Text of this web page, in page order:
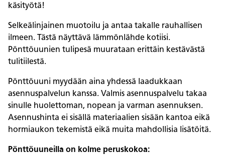
käsityötä!
Selkeälinjainen muotoilu ja antaa takalle rauhallisen
ilmeen. Tästä näyttävä lämmönlähde kotiisi.
Pönttöuunien tulipesä muurataan erittäin kestävästä
tulitiilestä.
Pönttöuuni myydään aina yhdessä laadukkaan
asennuspalvelun kanssa. Valmis asennuspalvelu takaa
sinulle huolettoman, nopean ja varman asennuksen.
Asennushinta ei sisällä materiaalien sisään kantoa eikä
hormiaukon tekemistä eikä muita mahdollisia lisätöitä.
Pönttöuuneilla on kolme peruskokoa: